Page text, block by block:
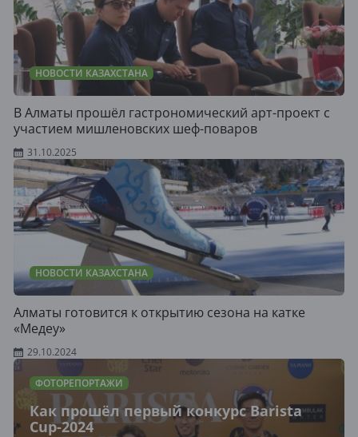
НОВОСТИ КАЗАХСТАНА
В Алматы прошёл гастрономический арт-проект с
участием мишленовских шеф-поваров
31.10.2025
НОВОСТИ КАЗАХСТАНА
Алматы готовится к открытию сезона на катке
«Медеу»
29.10.2024
ФОТОРЕПОРТАЖИ
Как прошёл первый конкурс Barista
Cup-2024